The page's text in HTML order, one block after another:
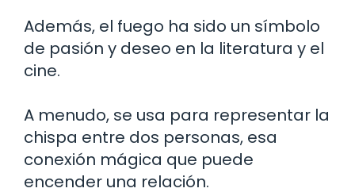
Además, el fuego ha sido un símbolo
de pasión y deseo en la literatura y el
cine.
A menudo, se usa para representar la
chispa entre dos personas, esa
conexión mágica que puede
encender una relación.